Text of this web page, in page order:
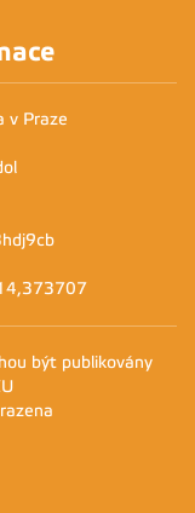
v Praze
být publikovány